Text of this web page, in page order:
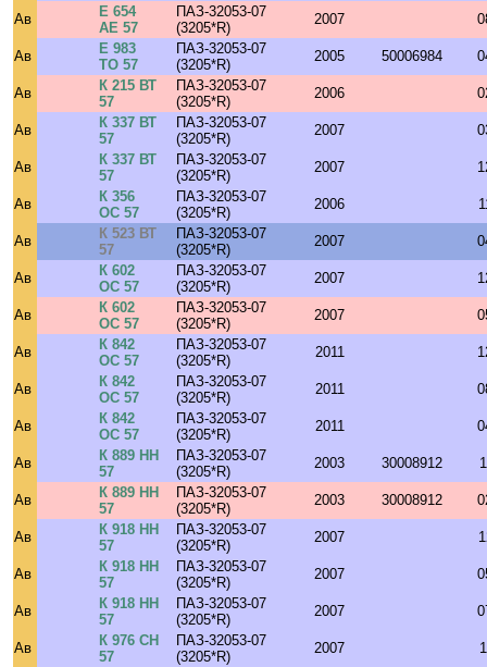
Ав
Е 654
АЕ 57
ПАЗ-32053-07
(3205*R)
2007
Ав
Е 983
ТО 57
ПАЗ-32053-07
(3205*R)
2005 50006984
Ав
К 215 ВТ
57
ПАЗ-32053-07
(3205*R)
2006
Ав
К 337 ВТ
57
ПАЗ-32053-07
(3205*R)
2007
Ав
К 337 ВТ
57
ПАЗ-32053-07
(3205*R)
2007
Ав
К 356
ОС 57
ПАЗ-32053-07
(3205*R)
2006
Ав
К 523 ВТ
57
ПАЗ-32053-07
(3205*R)
2007
Ав
К 602
ОС 57
ПАЗ-32053-07
(3205*R)
2007
Ав
К 602
ОС 57
ПАЗ-32053-07
(3205*R)
2007
Ав
К 842
ОС 57
ПАЗ-32053-07
(3205*R)
2011
Ав
К 842
ОС 57
ПАЗ-32053-07
(3205*R)
2011
Ав
К 842
ОС 57
ПАЗ-32053-07
(3205*R)
2011
Ав
К 889 НН
57
ПАЗ-32053-07
(3205*R)
2003 30008912
Ав
К 889 НН
57
ПАЗ-32053-07
(3205*R)
2003 30008912
Ав
К 918 НН
57
ПАЗ-32053-07
(3205*R)
2007
Ав
К 918 НН
57
ПАЗ-32053-07
(3205*R)
2007
Ав
К 918 НН
57
ПАЗ-32053-07
(3205*R)
2007
Ав
К 976 СН
57
ПАЗ-32053-07
(3205*R)
2007